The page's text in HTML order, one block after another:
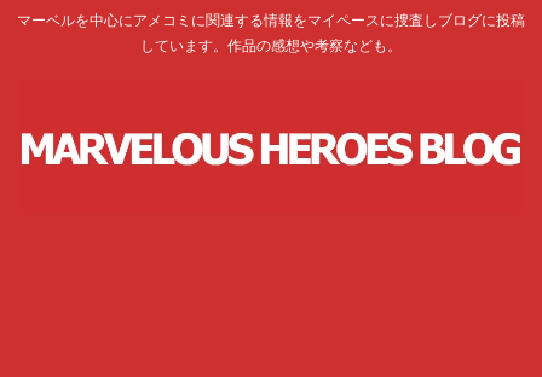
マーベルを中心にアメコミに関連する情報をマイペースに捜査しブログに投稿
しています。作品の感想や考察なども。